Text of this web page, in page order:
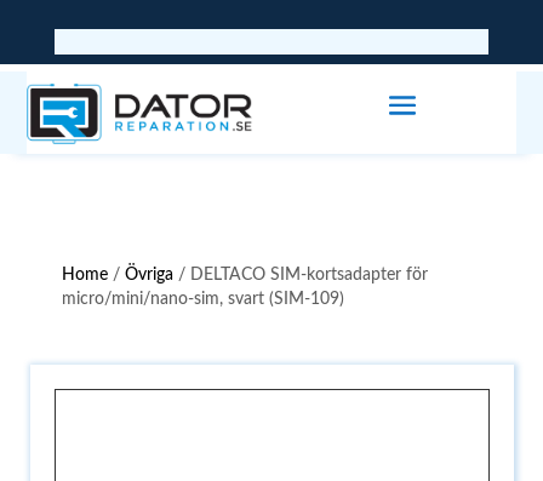
Home /Övriga / DELTACO SIM-kortsadapter för
micro/mini/nano-sim, svart (SIM-109)